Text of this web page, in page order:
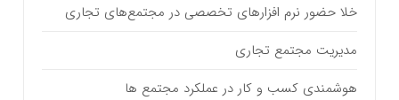
خلا حضور نرم افزارهای تخصصی در مجتمع‌های تجاری
مدیریت مجتمع تجاری
هوشمندی کسب و کار در عملکرد مجتمع ها